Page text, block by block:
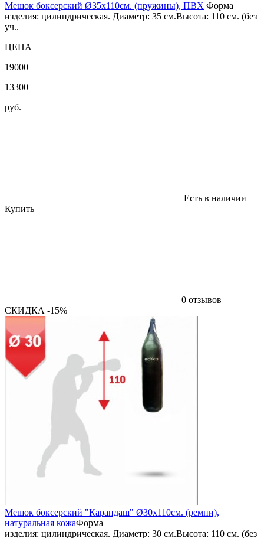
Мешок боксерский Ø35х110см. (пружины), ПВХ Форма
изделия: цилиндрическая. Диаметр: 35 см.Высота: 110 см. (без
уч..
ЦЕНА
19000
13300
руб.
Есть в наличии
Купить
0 отзывов
СКИДКА -15%
Мешок боксерский "Карандаш" Ø30х110см. (ремни),
натуральная кожаФорма
изделия: цилиндрическая. Диаметр: 30 см.Высота: 110 см. (без